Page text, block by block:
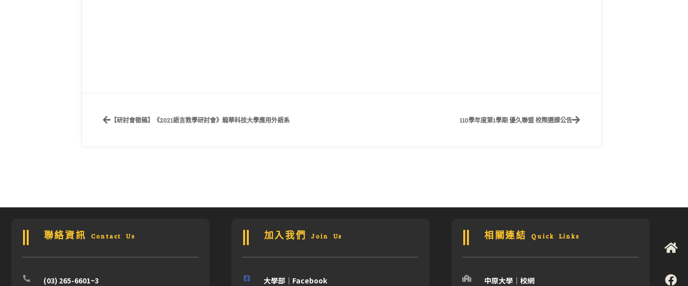
【研討會徵稿】《2021語言教學研討會》龍華科技大學應用外語系 110學年度第1學期 優久聯盟 校際選課公告
聯絡資訊 Contact Us
(03) 265-6601~3
加入我們 Join Us
大學部｜Facebook
相關連結 Quick Links
中原大學｜校網